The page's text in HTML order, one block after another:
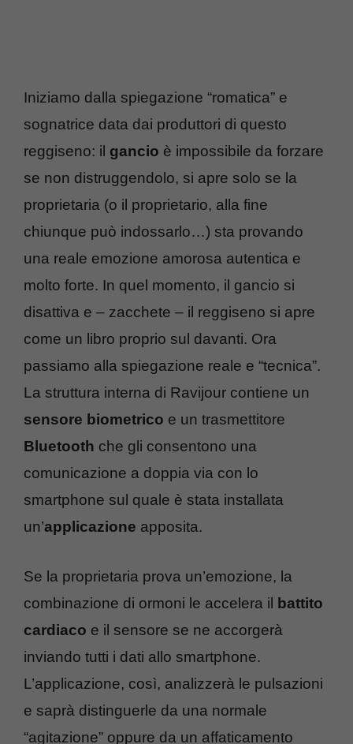
Iniziamo dalla spiegazione “romatica” e
sognatrice data dai produttori di questo
reggiseno: il gancio è impossibile da forzare
se non distruggendolo, si apre solo se la
proprietaria (o il proprietario, alla fine
chiunque può indossarlo…) sta provando
una reale emozione amorosa autentica e
molto forte. In quel momento, il gancio si
disattiva e – zacchete – il reggiseno si apre
come un libro proprio sul davanti. Ora
passiamo alla spiegazione reale e “tecnica”.
La struttura interna di Ravijour contiene un
sensore biometrico e un trasmettitore
Bluetooth che gli consentono una
comunicazione a doppia via con lo
smartphone sul quale è stata installata
un’applicazione apposita.
Se la proprietaria prova un’emozione, la
combinazione di ormoni le accelera il battito
cardiaco e il sensore se ne accorgerà
inviando tutti i dati allo smartphone.
L’applicazione, così, analizzerà le pulsazioni
e saprà distinguerle da una normale
“agitazione” oppure da un affaticamento